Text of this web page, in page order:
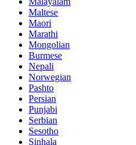
Maltese
Maori
Marathi
Mongolian
Burmese
Nepali
Norwegian
Pashto
Persian
Punjabi
Serbian
Sesotho
Sinhala